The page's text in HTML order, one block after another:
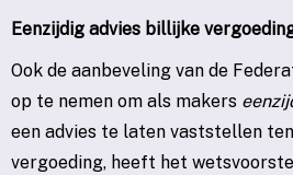
Eenzijdig advies billijke
Ook de aanbeveling van de
op te nemen om als makers
een advies te laten vaststellen
vergoeding, heeft het